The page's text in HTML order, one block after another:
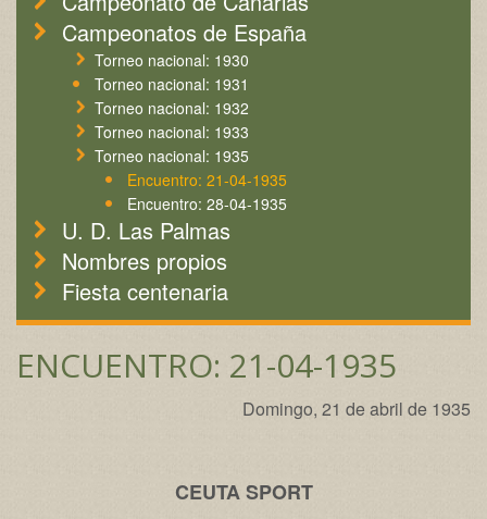
Campeonatos de España
Torneo nacional: 1930
Torneo nacional: 1931
Torneo nacional: 1932
Torneo nacional: 1933
Torneo nacional: 1935
Encuentro: 21-04-1935
Encuentro: 28-04-1935
U. D. Las Palmas
Nombres propios
Fiesta centenaria
ENCUENTRO: 21-04-1935
Domingo, 21 de abril de 1935
CEUTA SPORT